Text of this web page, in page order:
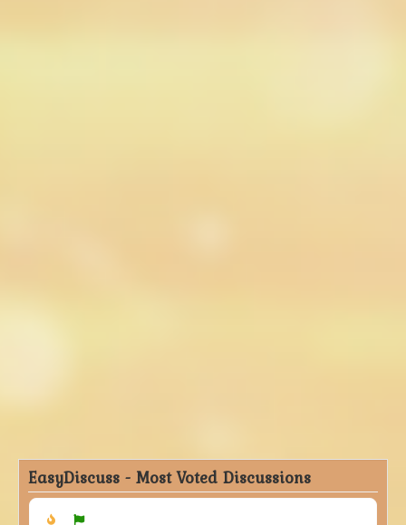
EasyDiscuss - Most Voted Discussions